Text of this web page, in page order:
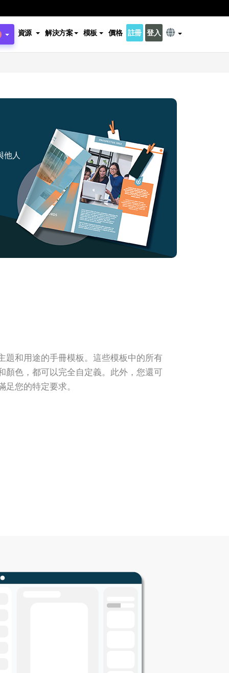
資源 解決方案 模板 價格 註冊 登入
他人
題和用途的手冊模板。這些模板中的所有
顏色，都可以完全自定義。此外，您還可
您的特定要求。